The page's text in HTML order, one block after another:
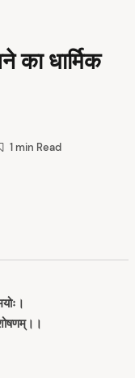
का धार्मिक
1 min Read